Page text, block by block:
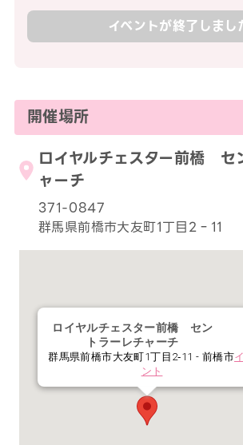
イベントが終了しまし
開催場所
ロイヤルチェスター前橋 セ
ャーチ
371-0847
群馬県前橋市大友町1丁目2‐11
ロイヤルチェスター前橋 セン
トラーレチャーチ
群馬県前橋市大友町1丁目2‐11 - 前橋市
ント